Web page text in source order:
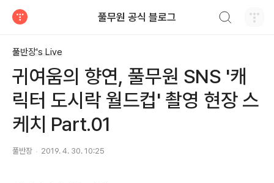
풀무원 공식 블로그
풀반장's Live
귀여움의 향연, 풀무원 SNS '캐
릭터 도시락 월드컵' 촬영 현장 스
케치 Part.01
풀반장 2019. 4. 30. 10:25